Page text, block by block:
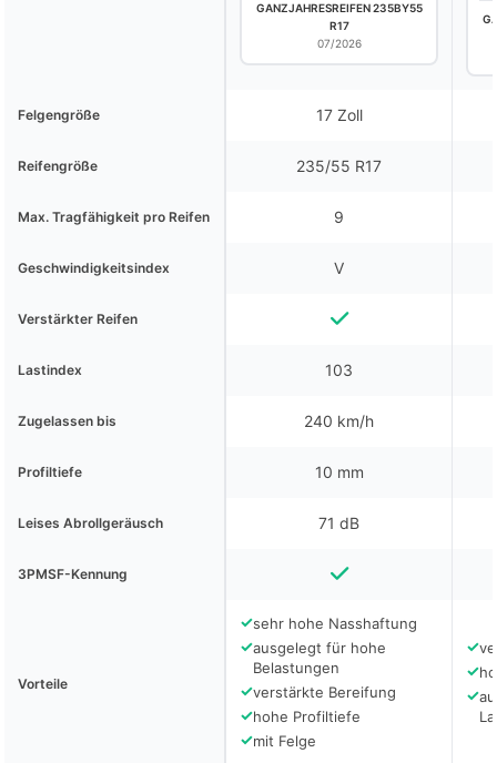
GANZJAHRESREIFEN 235BY55
R17
07/2026
Felgengröße 17 Zoll
Reifengröße 235/55 R17
Max. Tragfähigkeit pro Reifen 9
Geschwindigkeitsindex V
Verstärkter Reifen
Lastindex 103
Zugelassen bis 240 km/h
Profiltiefe 10 mm
Leises Abrollgeräusch 71 dB
3PMSF-Kennung
Vorteile
✓sehr hohe Nasshaftung
✓ausgelegt für hohe
Belastungen
✓verstärkte Bereifung
✓hohe Profiltiefe
✓mit Felge
✓
✓
✓